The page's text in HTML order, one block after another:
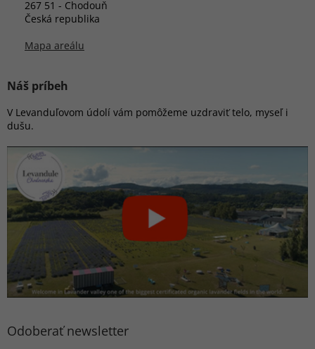
267 51 - Chodouň
Česká republika
Mapa areálu
Náš príbeh
V Levanduľovom údolí vám pomôžeme uzdraviť telo, myseľ i
dušu.
Odoberať newsletter